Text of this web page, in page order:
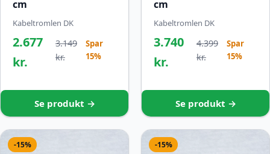
cm
Kabeltromlen DK
2.677
kr.
3.149
kr.
Spar
15%
Se produkt →
cm
Kabeltromlen DK
3.740
kr.
4.399
kr.
Spar
15%
Se produkt →
-15% -15%